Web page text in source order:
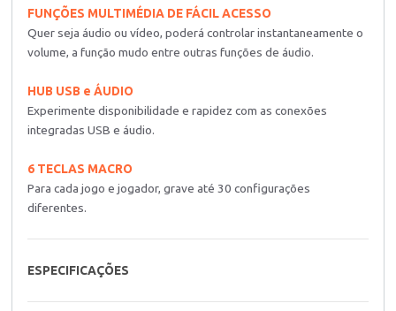
FUNÇÕES MULTIMÉDIA DE FÁCIL ACESSO
Quer seja áudio ou vídeo, poderá controlar instantaneamente o
volume, a função mudo entre outras funções de áudio.
HUB USB e ÁUDIO
Experimente disponibilidade e rapidez com as conexões
integradas USB e áudio.
6 TECLAS MACRO
Para cada jogo e jogador, grave até 30 configurações
diferentes.
ESPECIFICAÇÕES